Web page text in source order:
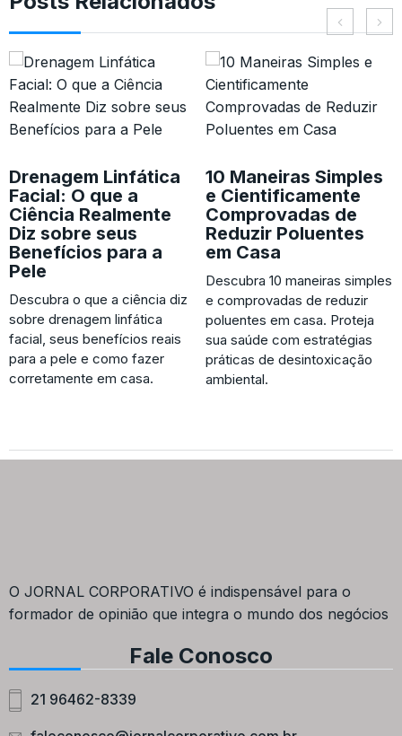
Drenagem Linfática
Facial: O que a
Ciência Realmente
Diz sobre seus
Benefícios para a
Pele
Descubra o que a ciência diz
sobre drenagem linfática
facial, seus benefícios reais
para a pele e como fazer
corretamente em casa.
10 Maneiras Simples
e Cientificamente
Comprovadas de
Reduzir Poluentes
em Casa
Descubra 10 maneiras simples
e comprovadas de reduzir
poluentes em casa. Proteja
sua saúde com estratégias
práticas de desintoxicação
ambiental.
O JORNAL CORPORATIVO é indispensável para o
formador de opinião que integra o mundo dos negócios
Fale Conosco
21 96462-8339